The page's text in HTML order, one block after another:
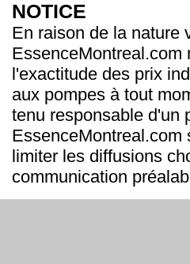
NOTICE
En raison de la nature
EssenceMontreal.com
l'exactitude des prix
aux pompes à tout
tenu responsable d'un
EssenceMontreal.com
limiter les diffusions
communication